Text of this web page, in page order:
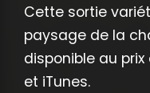
Cette sortie
paysage de la
disponible au prix
et iTunes.